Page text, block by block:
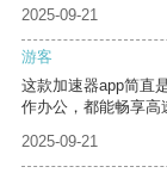
2025-09-21
游客
这款加速器app简直
作办公，都能畅享高
2025-09-21